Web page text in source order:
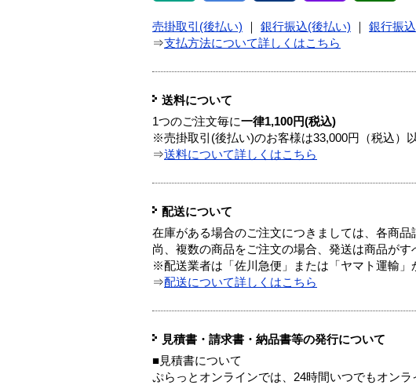
売掛取引(後払い) 銀行振込(後払い) 銀行振
⇒支払方法について詳しくはこちら
送料について
1つのご注文毎に一律1,100円(税込)
※売掛取引(後払い)のお客様は33,000円（税込）
⇒送料について詳しくはこちら
配送について
在庫がある場合のご注文につきましては、各商
尚、複数の商品をご注文の場合、発送は商品がす
※配送業者は「佐川急便」または「ヤマト運輸」
⇒配送について詳しくはこちら
見積書・請求書・納品書等の発行について
■見積書について
ぷらっとオンラインでは、24時間いつでもオンラ